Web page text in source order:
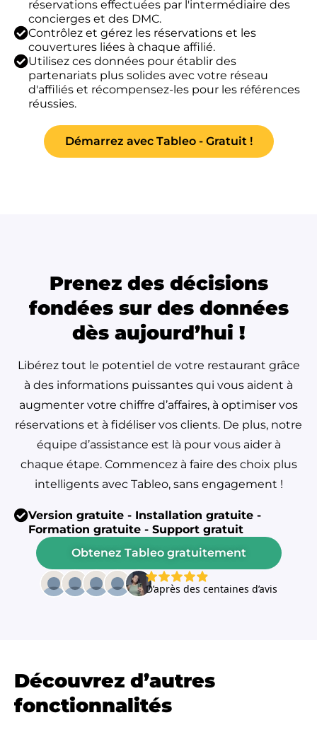
réservations effectuées par l'intermédiaire des
concierges et des DMC.
Contrôlez et gérez les réservations et les
couvertures liées à chaque affilié.
Utilisez ces données pour établir des
partenariats plus solides avec votre réseau
d'affiliés et récompensez-les pour les références
réussies.
Démarrez avec Tableo - Gratuit !
Prenez des décisions
fondées sur des données
dès aujourd’hui !
Libérez tout le potentiel de votre restaurant grâce
à des informations puissantes qui vous aident à
augmenter votre chiffre d’affaires, à optimiser vos
réservations et à fidéliser vos clients. De plus, notre
équipe d’assistance est là pour vous aider à
chaque étape. Commencez à faire des choix plus
intelligents avec Tableo, sans engagement !
Version gratuite - Installation gratuite -
Formation gratuite - Support gratuit
Obtenez Tableo gratuitement
Découvrez d’autres
fonctionnalités